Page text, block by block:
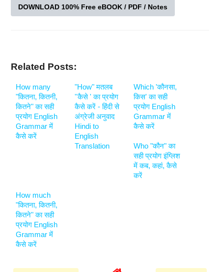
DOWNLOAD 100% Free eBOOK / PDF / Notes
Related Posts:
How many
"कितना, कितनी,
कितने" का सही
प्रयोग English
Grammar में
कैसे करें
"How" मतलब
''कैसे ' का प्रयोग
कैसे करें - हिंदी से
अंग्रेजी अनुवाद
Hindi to
English
Translation
Which 'कौनसा,
किस' का सही
प्रयोग English
Grammar में
कैसे करें
Who "कौन" का
सही प्रयोग इंग्लिश
में कब, कहां, कैसे
करें
How much
"कितना, कितनी,
कितने" का सही
प्रयोग English
Grammar में
कैसे करें